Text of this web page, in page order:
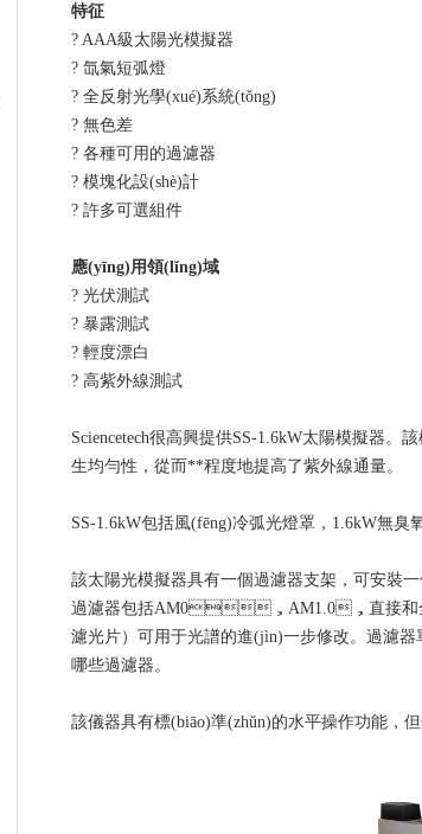
特征
? AAA級太陽光模擬器
? 氙氣短弧燈
? 全反射光學(xué)系統(tǒng)
? 無色差
? 各種可用的過濾器
? 模塊化設(shè)計
? 許多可選組件
應(yīng)用領(lǐng)域
? 光伏測試
? 暴露測試
? 輕度漂白
? 高紫外線測試
Sciencetech很高興提供SS-1.6kW太陽模擬器
生均勻性，從而**程度地提高了紫外線通量。
SS-1.6kW包括風(fēng)冷弧光燈罩，1.6kW無臭氧
該太陽光模擬器具有一個過濾器支架，可安裝
過濾器包括AM0，AM1.0，直接和全
濾光片）可用于光譜的進(jìn)一步修改。過濾器
哪些過濾器。
該儀器具有標(biāo)準(zhǔn)的水平操作功能，